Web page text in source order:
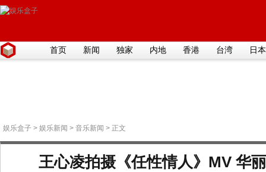
首页 新闻 独家 内地 香港 台湾 日本
娱乐盒子 > 娱乐新闻 > 音乐新闻 > 正文
王心凌拍摄《任性情人》MV 华